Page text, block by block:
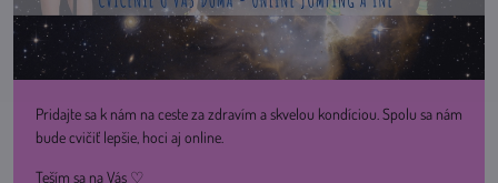
Pridajte sa k nám na ceste za zdravím a skvelou kondíciou. Spolu sa nám
bude cvičiť lepšie, hoci aj online.
Teším sa na Vás ♡